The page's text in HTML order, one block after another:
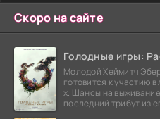
Скоро на сайте
Голодные игры:
Молодой Хеймитч
готовится к участию
х. Шансы на
последний трибут из